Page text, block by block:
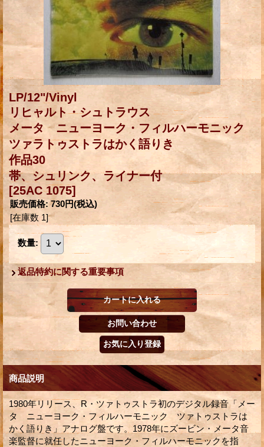
LP/12"/Vinyl
リヒャルト・シュトラウス
メータ ニューヨーク・フィルハーモニック
ツァラトゥストラはかく語りき
作品30
帯、シュリンク、ライナー付
[25AC 1075]
販売価格: 730円(税込)
[在庫数 1]
数量:
返品特約に関する重要事項
商品説明
1980年リリース、R・ツァトゥストラ初のデジタル録音「メー
タ ニューヨーク・フィルハーモニック ツァトゥストラは
かく語りき」アナログ盤です。1978年にズービン・メータ音
楽監督に就任したニューヨーク・フィルハーモニックを指